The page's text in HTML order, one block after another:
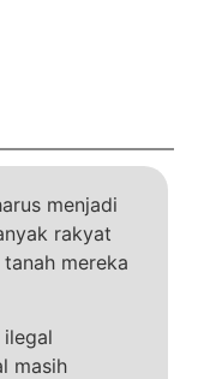
menjadi
rakyat
mereka
masih